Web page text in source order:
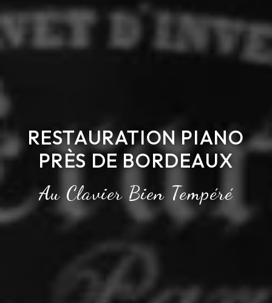
RESTAURATION PIANO
PRÈS DE BORDEAUX
Au Clavier Bien Tempéré